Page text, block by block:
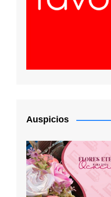
Auspicios